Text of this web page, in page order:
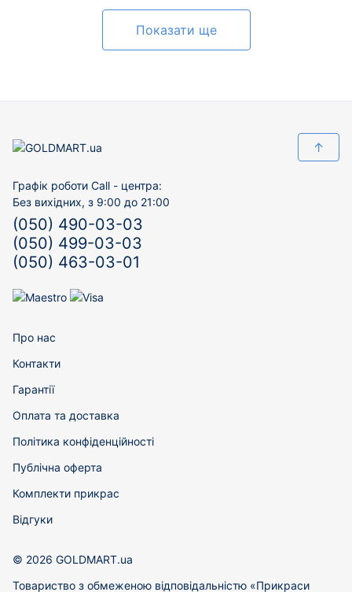
Показати ще
↑
Графік роботи Call - центра:
Без вихідних, з 9:00 до 21:00
(050) 490-03-03
(050) 499-03-03
(050) 463-03-01
Про нас
Контакти
Гарантії
Оплата та доставка
Політика конфіденційності
Публічна оферта
Комплекти прикрас
Відгуки
© 2026 GOLDMART.ua
Товариство з обмеженою відповідальністю «Прикраси